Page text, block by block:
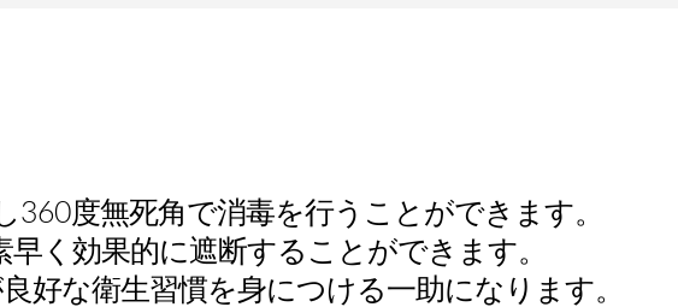
度無死角で消毒を行うことができます。
く効果的に遮断することができます。
好な衛生習慣を身につける一助になります。